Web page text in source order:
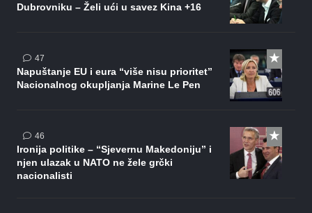
Dubrovniku – Želi ući u savez Kina +16
47komentara
Napuštanje EU i eura “više nisu prioritet”
Nacionalnog okupljanja Marine Le Pen
46komentara
Ironija politike – “Sjevernu Makedoniju” i
njen ulazak u NATO ne žele grčki
nacionalisti